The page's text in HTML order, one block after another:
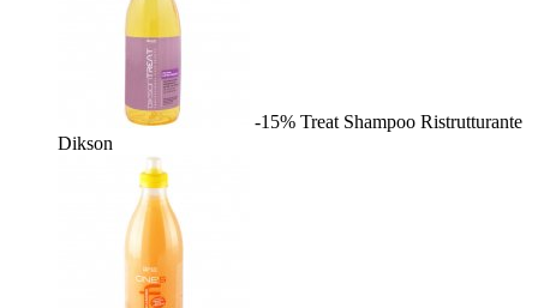
-15% Treat Shampoo Ristrutturante
Dikson